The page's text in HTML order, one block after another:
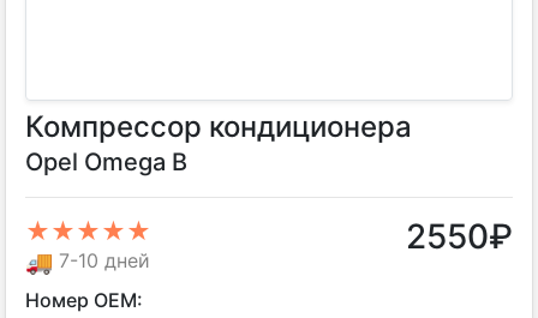
Компрессор кондиционера
Opel Omega B
★★★★★
🚚 7-10 дней
2550₽
Номер OEM: